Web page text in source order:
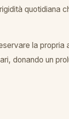
quotidiana
la propria
donando un